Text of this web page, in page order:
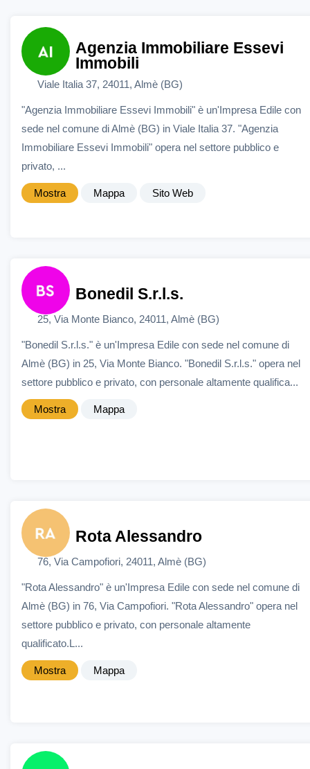
Agenzia Immobiliare Essevi
Immobili
Viale Italia 37, 24011, Almè (BG)
"Agenzia Immobiliare Essevi Immobili" è un'Impresa Edile con
sede nel comune di Almè (BG) in Viale Italia 37. "Agenzia
Immobiliare Essevi Immobili" opera nel settore pubblico e
privato, ...
Mostra Mappa Sito Web
Bonedil S.r.l.s.
25, Via Monte Bianco, 24011, Almè (BG)
"Bonedil S.r.l.s." è un'Impresa Edile con sede nel comune di
Almè (BG) in 25, Via Monte Bianco. "Bonedil S.r.l.s." opera nel
settore pubblico e privato, con personale altamente qualifica...
Mostra Mappa
Rota Alessandro
76, Via Campofiori, 24011, Almè (BG)
"Rota Alessandro" è un'Impresa Edile con sede nel comune di
Almè (BG) in 76, Via Campofiori. "Rota Alessandro" opera nel
settore pubblico e privato, con personale altamente
qualificato.L...
Mostra Mappa